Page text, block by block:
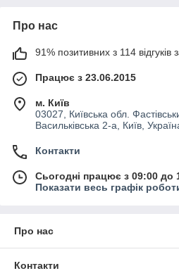
Про нас
91% позитивних з 114 відгуків
Працює з 23.06.2015
м. Київ
03027, Київська обл.
Васильківська 2-а, Київ,
Контакти
Сьогодні працює з 09:00 до
Показати весь графік
Про нас
Контакти